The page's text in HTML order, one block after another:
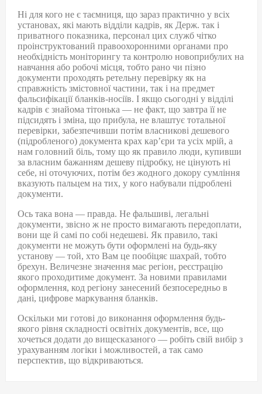
Ні для кого не є таємниця, що зараз практично у всіх
установах, які мають відділи кадрів, як Держ. так і
приватного показника, персонал цих служб чітко
проінструктований правоохоронними органами про
необхідність моніторингу та контролю новоприбулих на
навчання або робочі місця, тобто рано чи пізно
документи проходять ретельну перевірку як на
справжність змістовної частини, так і на предмет
фальсифікації бланків-носіїв. І якщо сьогодні у відділі
кадрів є знайома тітонька — не факт, що завтра її не
підсидять і зміна, що прибула, не влаштує тотальної
перевірки, забезпечивши потім власникові дешевого
(підробленого) документа крах кар’єри та усіх мрій, а
нам головний біль, тому що як правило люди, купивши
за власним бажанням дешеву підробку, не цінують ні
себе, ні оточуючих, потім без жодного докору сумління
вказують пальцем на тих, у кого набували підроблені
документи.
Ось така вона — правда. Не фальшиві, легальні
документи, звісно ж не просто вимагають передоплати,
вони ще й самі по собі недешеві. Як правило, такі
документи не можуть бути оформлені на будь-яку
установу — той, хто Вам це пообіцяє шахрай, тобто
брехун. Величезне значення має регіон, реєстрацію
якого проходитиме документ. За новими правилами
оформлення, код регіону занесений безпосередньо в
дані, цифрове маркування бланків.
Оскільки ми готові до виконання оформлення будь-
якого рівня складності освітніх документів, все, що
хочеться додати до вищесказаного — робіть свій вибір з
урахуванням логіки і можливостей, а так само
перспектив, що відкриваються.